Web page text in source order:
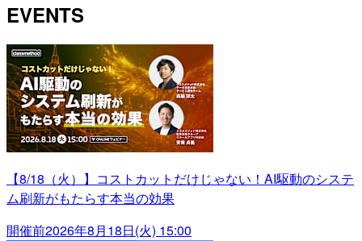
EVENTS
【8/18（火）】コストカットだけじゃない！AI駆動のシステ
ム刷新がもたらす本当の効果
開催前2026年8月18日(火) 15:00